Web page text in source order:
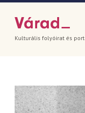
Kulturális folyóirat és